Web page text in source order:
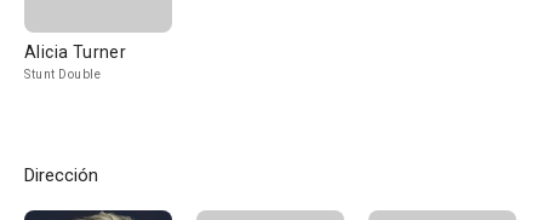
Alicia Turner
Stunt Double
Dirección